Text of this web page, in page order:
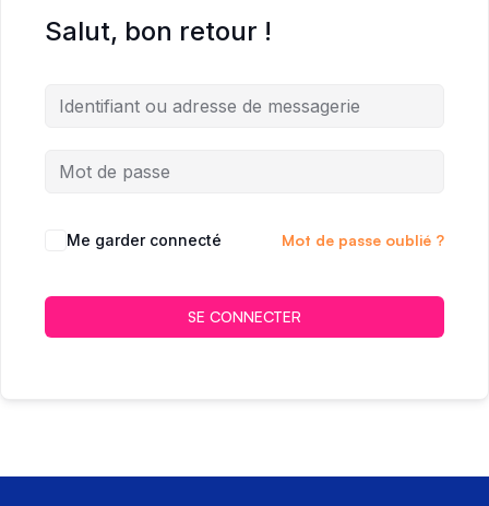
Salut, bon retour !
Me garder connecté Mot de passe oublié ?
SE CONNECTER